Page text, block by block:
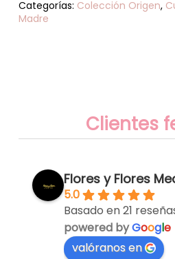
Categorías: Colección Origen,
Madre
Clientes
Flores y Flores
5.0
Basado en 21
powered byGoogle
valóranos en